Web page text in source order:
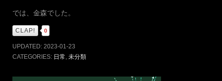
では、金森でした。
CLAP! 0
UPDATED: 2023-01-23
CATEGORIES: 日常, 未分類